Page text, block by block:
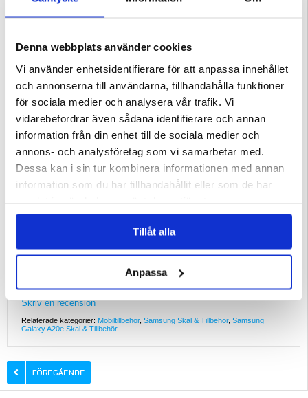
Denna webbplats använder cookies
Vi använder enhetsidentifierare för att anpassa innehållet
och annonserna till användarna, tillhandahålla funktioner
för sociala medier och analysera vår trafik. Vi
vidarebefordrar även sådana identifierare och annan
information från din enhet till de sociala medier och
annons- och analysföretag som vi samarbetar med.
Dessa kan i sin tur kombinera informationen med annan
information som du har tillhandahållit eller som de har
Tillåt alla
Anpassa
Egenskaper:
- Säkert magnetlås för att hålla fodralet stängt
- Viks i mitten för att bilda ett visningsstativ
- Tillverkat av: Polyuretan och TPU
Kompatibilitet:Samsung Galaxy A20e
Förpackning: Bulk
EAN: 5714122001856
Recension:
Annicka osagie
Skriv en recension
Relaterade kategorier: Mobiltillbehör, Samsung Skal & Tillbehör, Samsung
Galaxy A20e Skal & Tillbehör